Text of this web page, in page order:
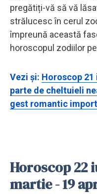
pregătiți-vă să vă
strălucesc în cerul
împreună această
horoscopul zodiilor
Vezi și: Horoscop 21
parte de cheltuieli
gest romantic
Horoscop 22
martie - 19